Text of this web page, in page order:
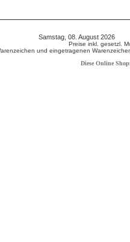
Samstag, 08. August 2026
Preise inkl. gesetzl.
und eingetragenen
Diese Online